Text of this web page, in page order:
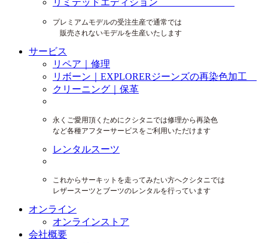
リミテッドエディション
プレミアムモデルの受注生産で通常では
販売されないモデルを生産いたします
サービス
リペア｜修理
リボーン｜EXPLORERジーンズの再染色加工
クリーニング｜保革
永くご愛用頂くためにクシタニでは修理から再染色
など各種アフターサービスをご利用いただけます
レンタルスーツ
これからサーキットを走ってみたい方へクシタニでは
レザースーツとブーツのレンタルを行っています
オンライン
オンラインストア
会社概要